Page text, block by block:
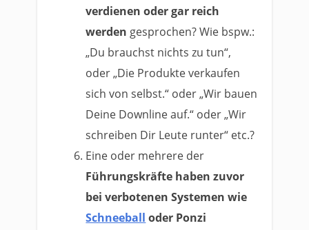
verdienen oder gar reich
werden gesprochen? Wie bspw.:
„Du brauchst nichts zu tun“,
oder „Die Produkte verkaufen
sich von selbst.“ oder „Wir bauen
Deine Downline auf.“ oder „Wir
schreiben Dir Leute runter“ etc.?
Eine oder mehrere der
Führungskräfte haben zuvor
bei verbotenen Systemen wie
Schneeball oder Ponzi